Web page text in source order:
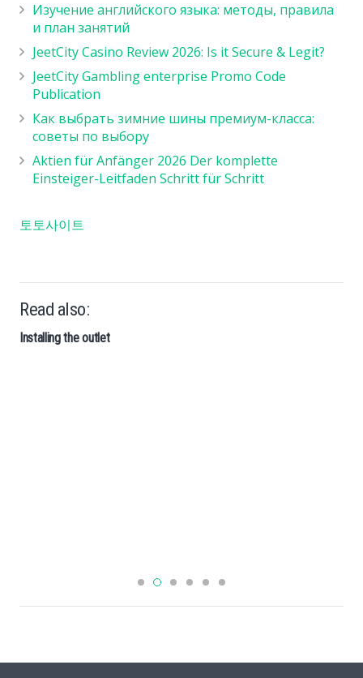
Изучение английского языка: методы, правила
и план занятий
JeetCity Casino Review 2026: Is it Secure & Legit?
JeetCity Gambling enterprise Promo Code
Publication
Как выбрать зимние шины премиум-класса:
советы по выбору
Aktien für Anfänger 2026 Der komplette
Einsteiger-Leitfaden Schritt für Schritt
토토사이트
Read also:
Installing the outlet